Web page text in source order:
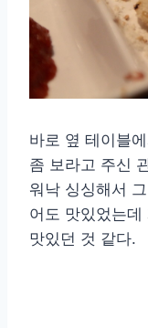
바로 옆 테이블
좀 보라고 주신
워낙 싱싱해서
어도 맛있었는
맛있던 것 같다.